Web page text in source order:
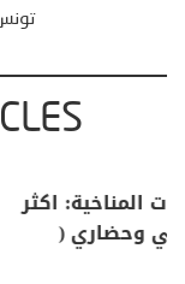
منذر بالضيافي
من ظاهرة
مقاربة